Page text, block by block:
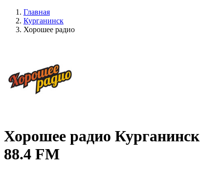
Главная
Курганинск
Хорошее радио
Хорошее радио Курганинск
88.4 FM